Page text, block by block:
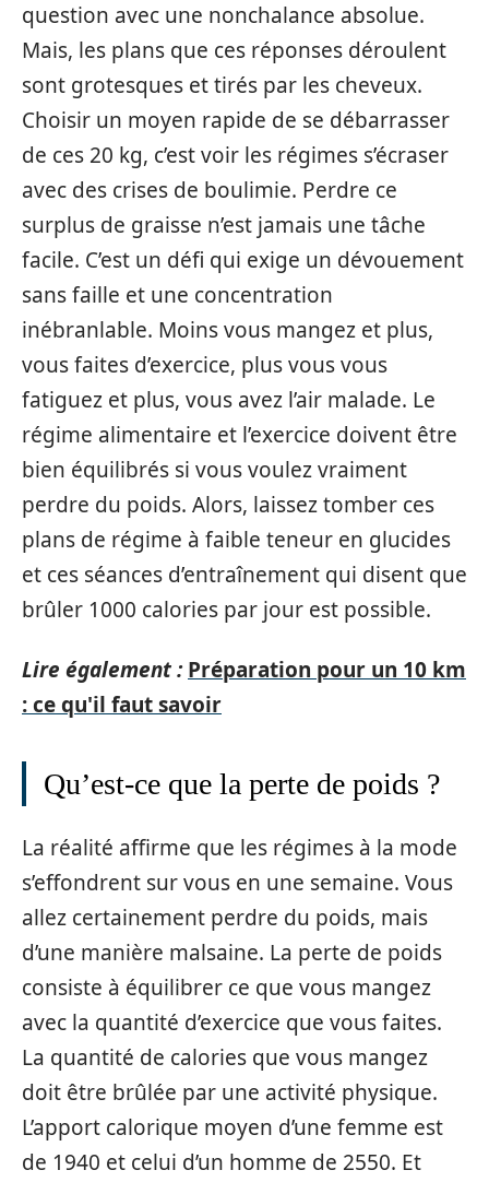
question avec une nonchalance absolue.
Mais, les plans que ces réponses déroulent
sont grotesques et tirés par les cheveux.
Choisir un moyen rapide de se débarrasser
de ces 20 kg, c’est voir les régimes s’écraser
avec des crises de boulimie. Perdre ce
surplus de graisse n’est jamais une tâche
facile. C’est un défi qui exige un dévouement
sans faille et une concentration
inébranlable. Moins vous mangez et plus,
vous faites d’exercice, plus vous vous
fatiguez et plus, vous avez l’air malade. Le
régime alimentaire et l’exercice doivent être
bien équilibrés si vous voulez vraiment
perdre du poids. Alors, laissez tomber ces
plans de régime à faible teneur en glucides
et ces séances d’entraînement qui disent que
brûler 1000 calories par jour est possible.
Lire également : Préparation pour un 10 km
: ce qu'il faut savoir
Qu’est-ce que la perte de poids ?
La réalité affirme que les régimes à la mode
s’effondrent sur vous en une semaine. Vous
allez certainement perdre du poids, mais
d’une manière malsaine. La perte de poids
consiste à équilibrer ce que vous mangez
avec la quantité d’exercice que vous faites.
La quantité de calories que vous mangez
doit être brûlée par une activité physique.
L’apport calorique moyen d’une femme est
de 1940 et celui d’un homme de 2550. Et